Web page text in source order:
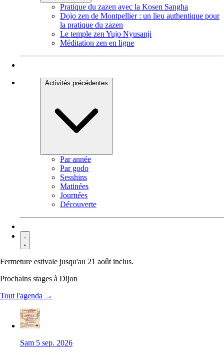
Pratique du zazen avec la Kosen Sangha
Dojo zen de Montpellier : un lieu authentique pour
la pratique du zazen
Le temple zen Yujo Nyusanji
Méditation zen en ligne
Activités précédentes
Par année
Par godo
Sesshins
Matinées
Journées
Découverte
Fermeture estivale jusqu'au 21 août inclus.
Prochains stages à Dijon
Tout l'agenda →
Sam 5 sep. 2026